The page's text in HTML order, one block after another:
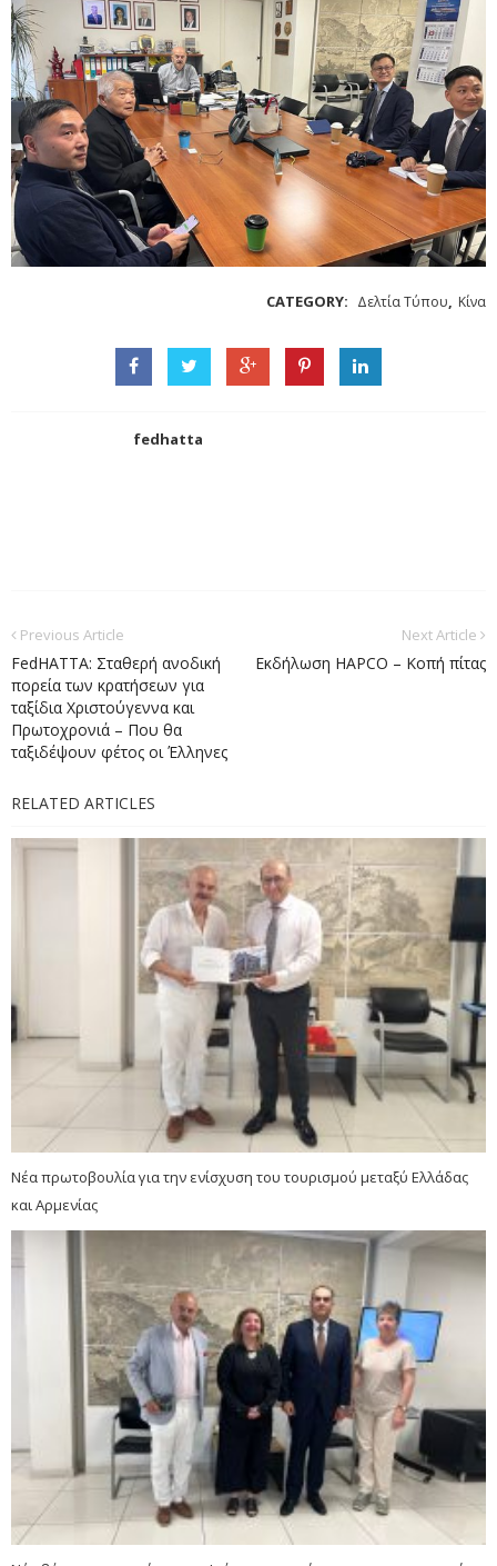
CATEGORY: Δελτία Τύπου, Κίνα
fedhatta
Previous Article
FedHATTA: Σταθερή ανοδική
πορεία των κρατήσεων για
ταξίδια Χριστούγεννα και
Πρωτοχρονιά – Που θα
ταξιδέψουν φέτος οι Έλληνες
Next Article
Εκδήλωση HAPCO – Κοπή πίτας
RELATED ARTICLES
Νέα πρωτοβουλία για την ενίσχυση του τουρισμού μεταξύ Ελλάδας
και Αρμενίας